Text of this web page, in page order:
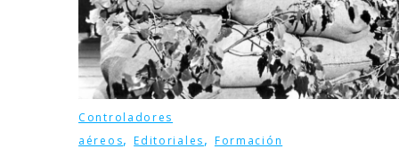
Controladores
aéreos,Editoriales, Formación